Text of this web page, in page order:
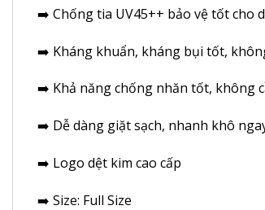
➡️ Chống tia UV45++ bảo vệ tốt cho
➡️ Kháng khuẩn, kháng bụi tốt,
➡️ Khả năng chống nhăn tốt, không
➡️ Dễ dàng giặt sạch, nhanh khô
➡️ Logo dệt kim cao cấp
➡️ Size: Full Size